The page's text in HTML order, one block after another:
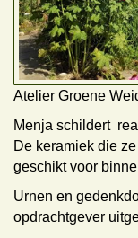
Atelier Groene
Menja schildert
De keramiek die
geschikt voor
Urnen en
opdrachtgever